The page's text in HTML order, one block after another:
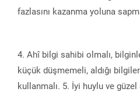
fazlasını kazanma yoluna
Ahî bilgi sahibi olmalı,
küçük düşmemeli, aldığı
kullanmalı. 5. İyi huylu ve güzel